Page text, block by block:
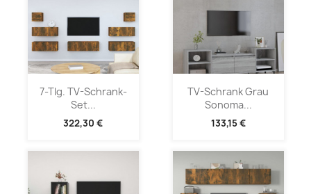
7-Tlg. TV-Schrank-
Set...
322,30 €
TV-Schrank Grau
Sonoma...
133,15 €